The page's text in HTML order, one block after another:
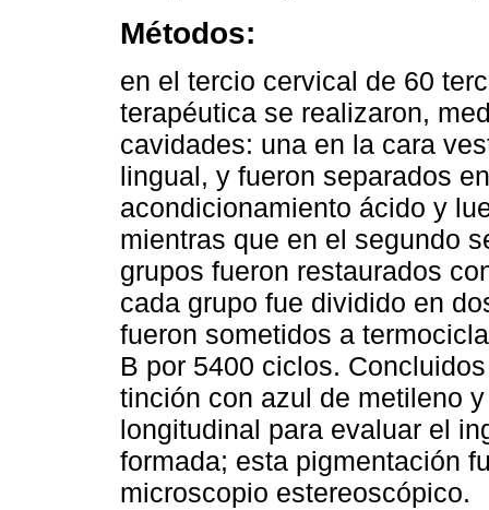
Métodos:
en el tercio cervical de 60
terapéutica se realizaron,
cavidades: una en la cara
lingual, y fueron separados
acondicionamiento ácido y
mientras que en el segundo
grupos fueron restaurados
cada grupo fue dividido en
fueron sometidos a
B por 5400 ciclos.
tinción con azul de metileno
longitudinal para evaluar el
formada; esta pigmentación
microscopio estereoscópico.